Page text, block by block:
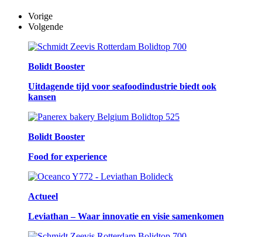
Vorige
Volgende
Bolidt Booster
Uitdagende tijd voor seafoodindustrie biedt ook
kansen
Bolidt Booster
Food for experience
Actueel
Leviathan – Waar innovatie en visie samenkomen